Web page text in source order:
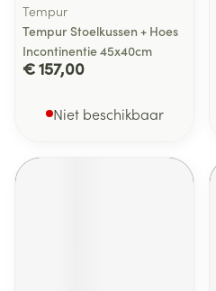
Tempur
Tempur Stoelkussen + Hoes
Incontinentie 45x40cm
€ 157,00
Niet beschikbaar